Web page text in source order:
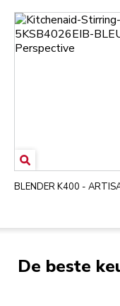
BLENDER K400 -
De beste